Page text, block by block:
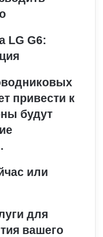
LG G6:
привести к
будут
или
для
вашего